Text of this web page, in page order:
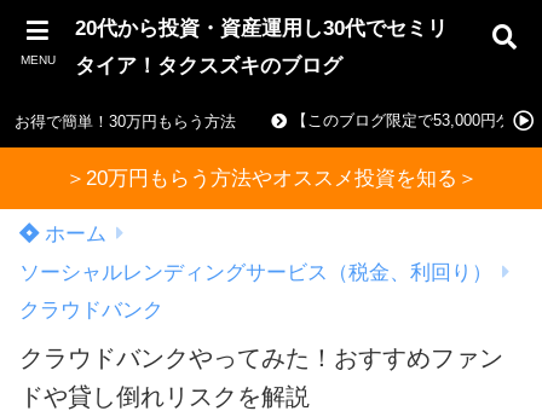
MENU
20代から投資・資産運用し30代でセミリ
タイア！タクスズキのブログ
お得で簡単！30万円もらう方法 【このブログ限定で53,000円ゲッ
＞20万円もらう方法やオススメ投資を知る＞
ホーム
ソーシャルレンディングサービス（税金、利回り）
クラウドバンク
クラウドバンクやってみた！おすすめファン
ドや貸し倒れリスクを解説